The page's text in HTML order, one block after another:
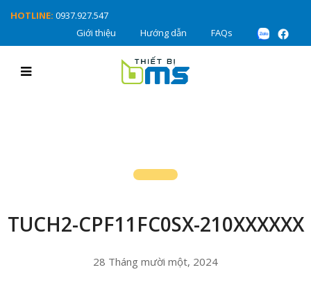
HOTLINE: 0937.927.547
Giới thiệu
Hướng dẫn FAQs
TUCH2-CPF11FC0SX-210XXXXXX
28 Tháng mười một, 2024